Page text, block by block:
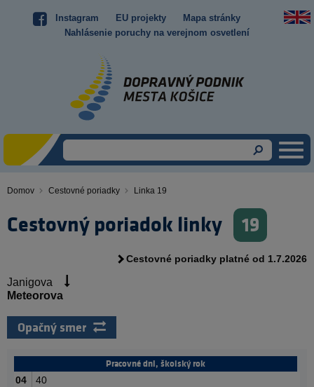
Instagram EU projekty
Mapa stránky
Nahlásenie poruchy na verejnom osvetlení
Domov Cestovné poriadky Linka 19
Cestovný poriadok linky 19
Cestovné poriadky platné od 1.7.2026
Janigova
Meteorova
Opačný smer
Pracovné dni, školský rok
04
40